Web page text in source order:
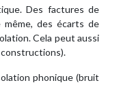
Des factures de
même, des écarts de
Cela peut aussi
constructions).
phonique (bruit